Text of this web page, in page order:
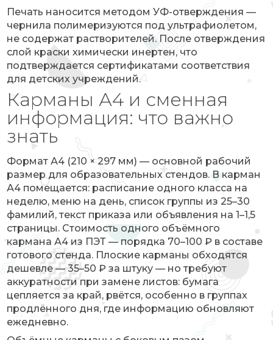
Печать наносится методом УФ-отверждения —
чернила полимеризуются под ультрафиолетом,
не содержат растворителей. После отверждения
слой краски химически инертен, что
подтверждается сертификатами соответствия
для детских учреждений.
Карманы А4 и сменная
информация: что важно
знать
Формат А4 (210 × 297 мм) — основной рабочий
размер для образовательных стендов. В карман
А4 помещается: расписание одного класса на
неделю, меню на день, список группы из 25–30
фамилий, текст приказа или объявления на 1–1,5
страницы. Стоимость одного объёмного
кармана А4 из ПЭТ — порядка 70–100 ₽ в составе
готового стенда. Плоские карманы обходятся
дешевле — 35–50 ₽ за штуку — но требуют
аккуратности при замене листов: бумага
цепляется за край, рвётся, особенно в группах
продлённого дня, где информацию обновляют
ежедневно.